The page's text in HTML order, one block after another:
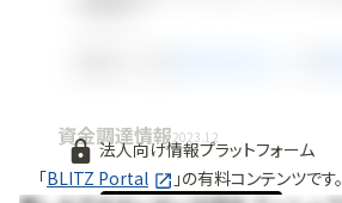
法人向け情報プラットフォーム
「BLITZ Portal 」の有料コンテンツです。
資金調達情報2023.12